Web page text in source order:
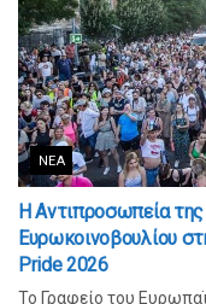
ΝΈΑ
Η Αντιπροσωπεία
Ευρωκοινοβουλίου
Pride 2026
Το Γραφείο του